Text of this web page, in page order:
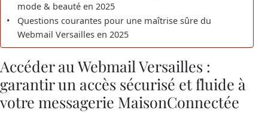
mode & beauté en 2025
Questions courantes pour une maîtrise sûre du
Webmail Versailles en 2025
Accéder au Webmail Versailles :
garantir un accès sécurisé et fluide à
votre messagerie MaisonConnectée